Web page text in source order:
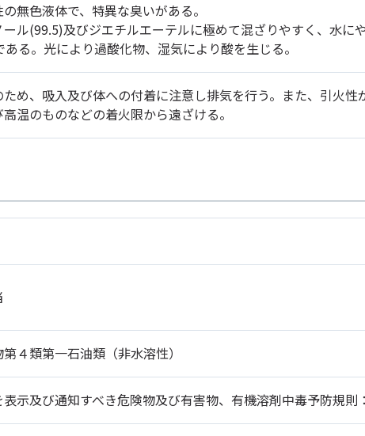
無色液体で、特異な臭いがある。
ール(99.5)及びジエチルエーテルに極めて混ざりやすく、水に
る。光により過酸化物、湿気により酸を生じる。
め、吸入及び体への付着に注意し排気を行う。また、引火性
温のものなどの着火限から遠ざける。
４類第一石油類（非水溶性）
表示及び通知すべき危険物及び有害物、有機溶剤中毒予防規則